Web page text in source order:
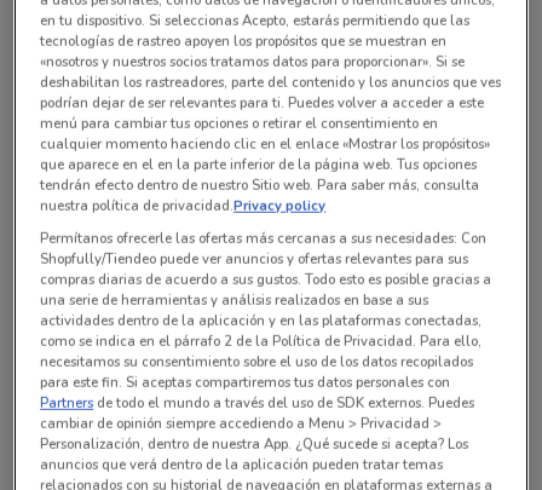
Todas las ofertas de esta tienda
En este momento no hay ofertas vigentes
en tu dispositivo. Si seleccionas Acepto, estarás permitiendo que las
tecnologías de rastreo apoyen los propósitos que se muestran en
«nosotros y nuestros socios tratamos datos para proporcionar». Si se
deshabilitan los rastreadores, parte del contenido y los anuncios que ves
podrían dejar de ser relevantes para ti. Puedes volver a acceder a este
menú para cambiar tus opciones o retirar el consentimiento en
cualquier momento haciendo clic en el enlace «Mostrar los propósitos»
que aparece en el en la parte inferior de la página web. Tus opciones
tendrán efecto dentro de nuestro Sitio web. Para saber más, consulta
nuestra política de privacidad.Privacy policy
Permítanos ofrecerle las ofertas más cercanas a sus necesidades: Con
Shopfully/Tiendeo puede ver anuncios y ofertas relevantes para sus
compras diarias de acuerdo a sus gustos. Todo esto es posible gracias a
una serie de herramientas y análisis realizados en base a sus
actividades dentro de la aplicación y en las plataformas conectadas,
como se indica en el párrafo 2 de la Política de Privacidad. Para ello,
necesitamos su consentimiento sobre el uso de los datos recopilados
para este fin. Si aceptas compartiremos tus datos personales con
Partners de todo el mundo a través del uso de SDK externos. Puedes
cambiar de opinión siempre accediendo a Menu > Privacidad >
Personalización, dentro de nuestra App. ¿Qué sucede si acepta? Los
anuncios que verá dentro de la aplicación pueden tratar temas
relacionados con su historial de navegación en plataformas externas a